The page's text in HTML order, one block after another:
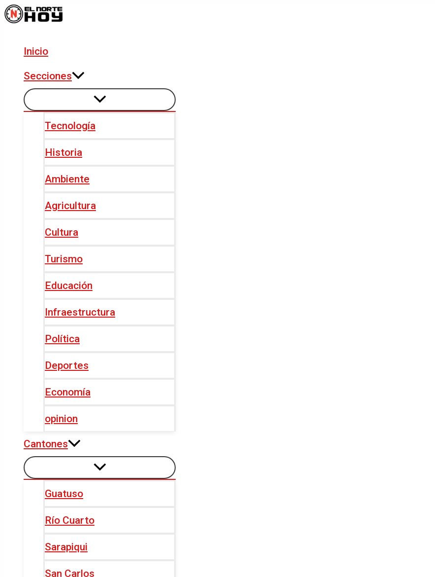
Ir
al
Inicio
Secciones
Tecnología
Historia
Ambiente
Agricultura
Cultura
Turismo
Educación
Infraestructura
Política
Deportes
Economía
opinion
Cantones
Guatuso
Río Cuarto
Sarapiqui
San Carlos
Navegación
de